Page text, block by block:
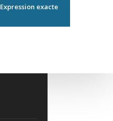
Expression exacte